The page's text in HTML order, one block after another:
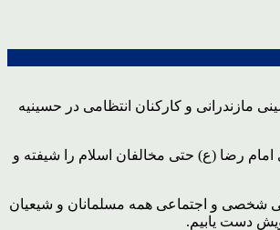
و کارکنان انتظامی در حسینیه
رضا (ع) حتی مخالفان اسلام را شیفته و
شخصی و اجتماعی همه مسلمانان و شیعیان
دست یابیم.